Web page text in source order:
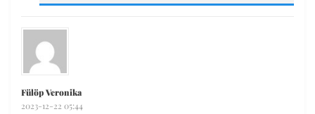
Fülöp Veronika
2023-12-22 05:44